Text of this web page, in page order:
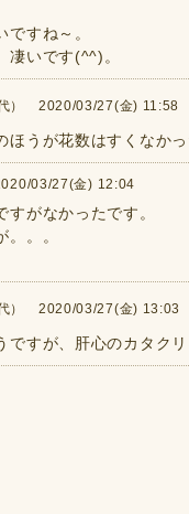
すね～。
凄いです(^^)。
代） 2020/03/27(金) 11:58
ほうが花数はすくなか
03/27(金) 12:04
がなかったです。
。。
代） 2020/03/27(金) 13:03
ですが、肝心のカタク